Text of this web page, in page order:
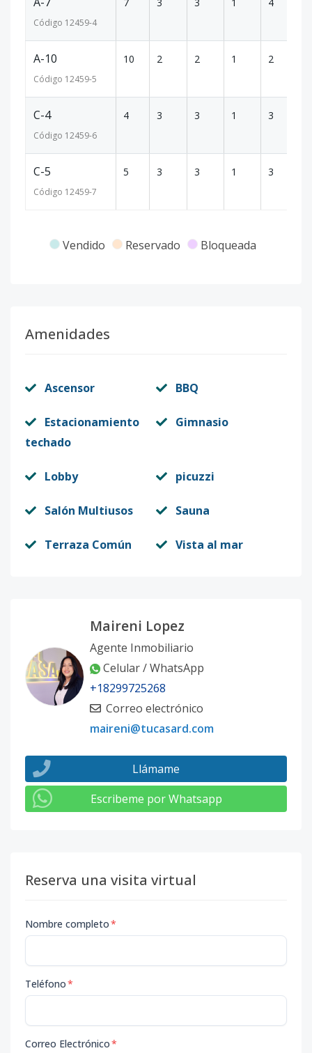
Código 12459-4
A-10
Código 12459-5
10 2 2 1 2
C-4
Código 12459-6
4 3 3 1 3
C-5
Código 12459-7
5 3 3 1 3
Vendido Reservado Bloqueada
Amenidades
Ascensor BBQ
Estacionamiento
techado
Gimnasio
Lobby picuzzi
Salón Multiusos Sauna
Terraza Común Vista al mar
Maireni Lopez
Agente Inmobiliario
Celular / WhatsApp
+18299725268
Correo electrónico
maireni@tucasard.com
Llámame
Escribeme por Whatsapp
Reserva una visita virtual
Nombre completo*
Teléfono*
Correo Electrónico*